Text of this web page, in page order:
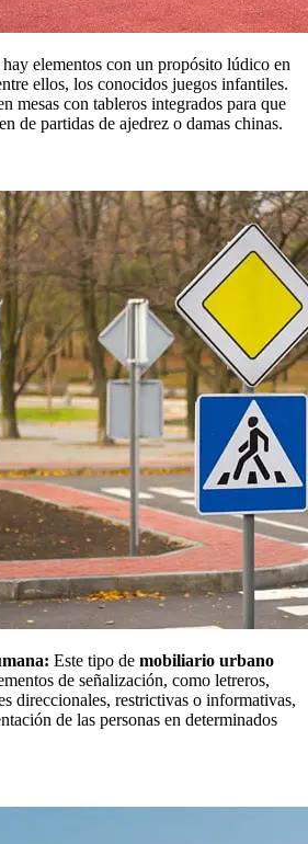
elementos con un propósito lúdico en
ellos, los conocidos juegos infantiles.
mesas con tableros integrados para que
de partidas de ajedrez o damas chinas.
Este tipo de mobiliario urbano
de señalización, como letreros,
direccionales, restrictivas o informativas,
de las personas en determinados